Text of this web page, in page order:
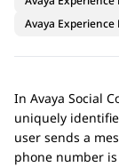
Avaya
In Avaya Social
uniquely
user sends a
phone number